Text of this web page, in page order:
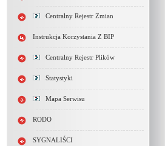
Centralny Rejestr Zmian
Instrukcja Korzystania Z BIP
Centralny Rejestr Plików
Statystyki
Mapa Serwisu
RODO
SYGNALIŚCI